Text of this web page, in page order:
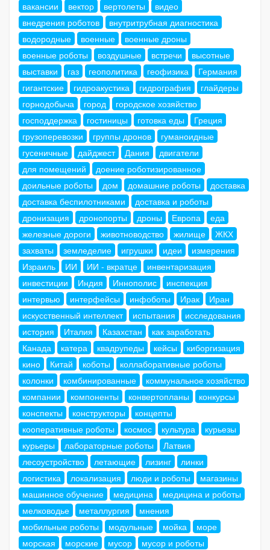
вакансии вектор вертолеты
видео
внедрения роботов
внутритрубная диагностика
водородные
военные
военные дроны
военные роботы
воздушные встречи
высотные
выставки
газ геополитика геофизика
Германия
гигантские
гидроакустика гидрография
глайдеры
горнодобыча
город
городское хозяйство
господдержка
гостиницы готовка еды
Греция
грузоперевозки
группы дронов
гуманоидные
гусеничные
дайджест Дания
двигатели
для помещений
доение роботизированное
доильные роботы
дом домашние роботы
доставка
доставка беспилотниками
доставка и роботы
дронизация
дронопорты дроны Европа
еда
железные дороги
животноводство жилище
ЖКХ
захваты
земледелие игрушки идеи
измерения
Израиль
ИИ ИИ - вкратце
инвентаризация
инвестиции
Индия Иннополис
инспекция
интервью
интерфейсы инфоботы Ирак
Иран
искусственный интеллект
испытания
исследования
история
Италия Казахстан
как заработать
Канада
катера квадрупеды кейсы
киборгизация
кино
Китай коботы
коллаборативные роботы
колонки
комбинированные
коммунальное хозяйство
компании
компоненты конвертопланы
конкурсы
конспекты
конструкторы
концепты
кооперативные роботы
космос культура
курьезы
курьеры
лабораторные роботы
Латвия
лесоустройство
летающие лизинг
линки
логистика
локализация люди и роботы
магазины
машинное обучение
медицина
медицина и роботы
мелководье
металлургия
мнения
мобильные роботы
модульные мойка
море
морская
морские мусор
мусор и роботы